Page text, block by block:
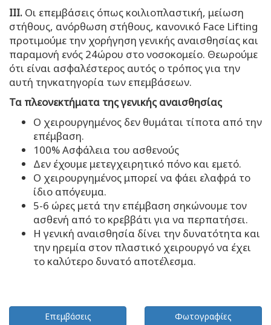
ΙΙΙ. Οι επεμβάσεις όπως κοιλιοπλαστική, μείωση
στήθους, ανόρθωση στήθους, κανονικό Face Lifting
προτιμούμε την χορήγηση γενικής αναισθησίας και
παραμονή ενός 24ώρου στο νοσοκομείο. Θεωρούμε
ότι είναι ασφαλέστερος αυτός ο τρόπος για την
αυτή τηνκατηγορία των επεμβάσεων.
Τα πλεονεκτήματα της γενικής αναισθησίας
Ο χειρουργημένος δεν θυμάται τίποτα από την
επέμβαση.
100% Ασφάλεια του ασθενούς
Δεν έχουμε μετεγχειρητικό πόνο και εμετό.
Ο χειρουργημένος μπορεί να φάει ελαφρά το
ίδιο απόγευμα.
5-6 ώρες μετά την επέμβαση σηκώνουμε τον
ασθενή από το κρεββάτι για να περπατήσει.
Η γενική αναισθησία δίνει την δυνατότητα και
την ηρεμία στον πλαστικό χειρουργό να έχει
το καλύτερο δυνατό αποτέλεσμα.
Επεμβάσεις Φωτογραφίες